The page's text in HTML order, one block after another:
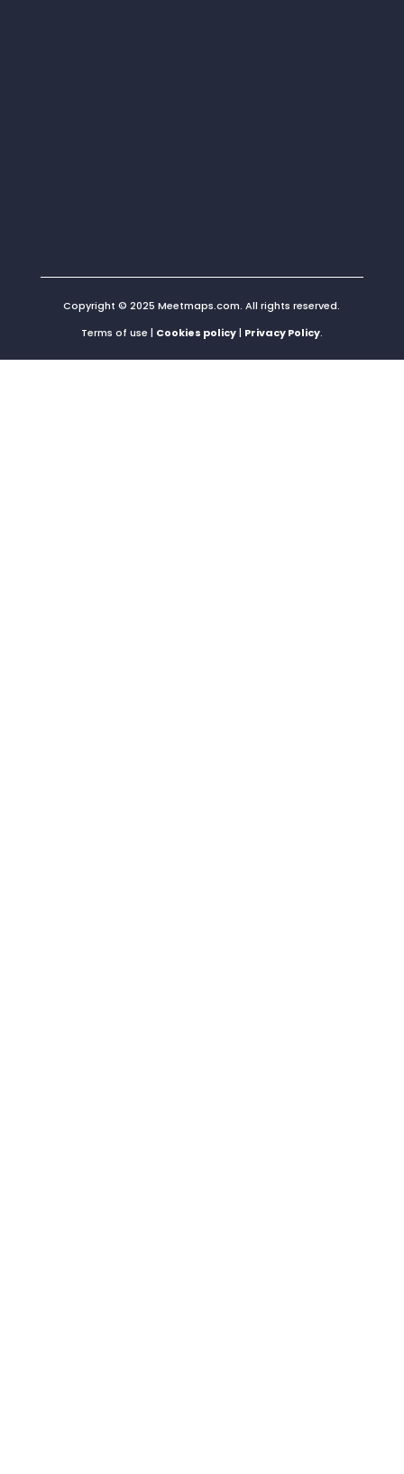
Copyright © 2025 Meetmaps.com. All rights reserved.
Terms of use | Cookies policy| Privacy Policy.